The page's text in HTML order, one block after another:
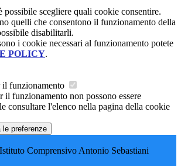
possibile scegliere quali cookie consentire.
quelli che consentono il funzionamento della
disabilitarli.
i cookie necessari al funzionamento potete
POLICY.
il funzionamento
il funzionamento non possono essere
consultare l'elenco nella pagina della cookie
le preferenze
Istituto Comprensivo Antonio Sebastiani